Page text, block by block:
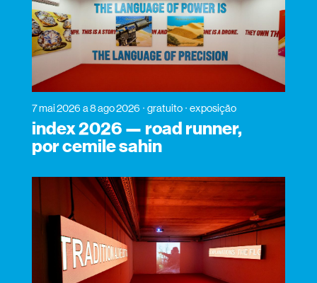
7 mai 2026 a 8 ago 2026 gratuito exposição
index 2026 — road runner,
por cemile sahin